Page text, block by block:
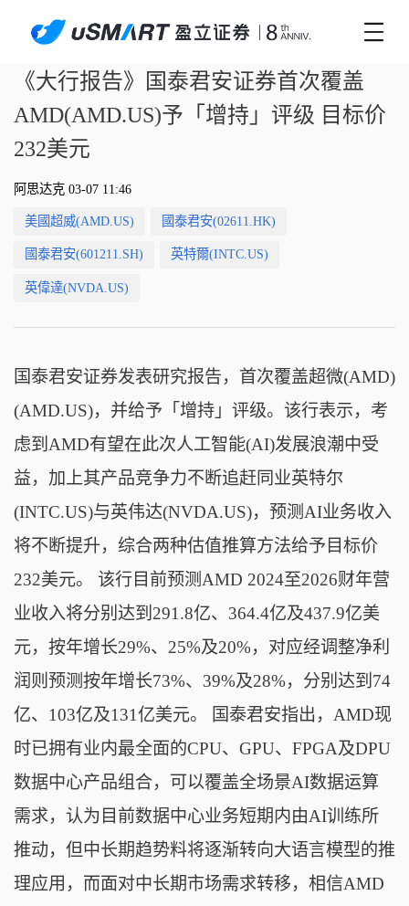
《大行报告》国泰君安证券首次覆盖
AMD(AMD.US)予「增持」评级 目标价
232美元
阿思达克 03-07 11:46
美國超威(AMD.US) 國泰君安(02611.HK)
國泰君安(601211.SH) 英特爾(INTC.US)
英偉達(NVDA.US)
国泰君安证券发表研究报告，首次覆盖超微(AMD)
(AMD.US)，并给予「增持」评级。该行表示，考
虑到AMD有望在此次人工智能(AI)发展浪潮中受
益，加上其产品竞争力不断追赶同业英特尔
(INTC.US)与英伟达(NVDA.US)，预测AI业务收入
将不断提升，综合两种估值推算方法给予目标价
232美元。 该行目前预测AMD 2024至2026财年营
业收入将分别达到291.8亿、364.4亿及437.9亿美
元，按年增长29%、25%及20%，对应经调整净利
润则预测按年增长73%、39%及28%，分别达到74
亿、103亿及131亿美元。 国泰君安指出，AMD现
时已拥有业内最全面的CPU、GPU、FPGA及DPU
数据中心产品组合，可以覆盖全场景AI数据运算
需求，认为目前数据中心业务短期内由AI训练所
推动，但中长期趋势料将逐渐转向大语言模型的推
理应用，而面对中长期市场需求转移，相信AMD